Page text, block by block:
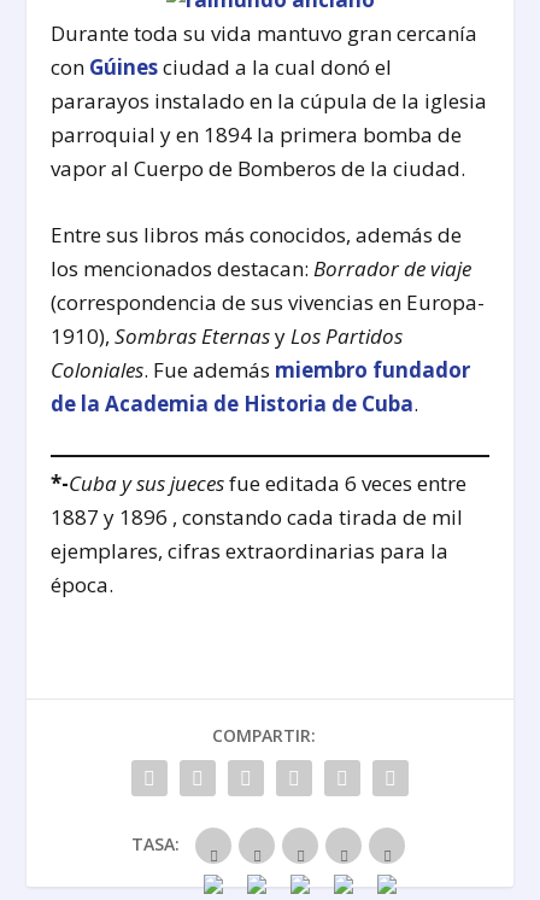
Durante toda su vida mantuvo gran cercanía
con Gúinesciudad a la cual donó el
pararayos instalado en la cúpula de la iglesia
parroquial y en 1894 la primera bomba de
vapor al Cuerpo de Bomberos de la ciudad.
Entre sus libros más conocidos, además de
los mencionados destacan:Borrador de viaje
(correspondencia de sus vivencias en Europa-
1910),Sombras EternasyLos Partidos
Coloniales. Fue además miembro fundador
de la Academia de Historia de Cuba.
*-Cuba y sus juecesfue editada 6 veces entre
1887 y 1896 , constando cada tirada de mil
ejemplares, cifras extraordinarias para la
época.
COMPARTIR:
TASA: